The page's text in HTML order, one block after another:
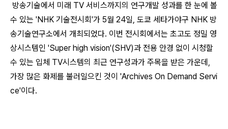
방송기술에서 미래 TV 서비스까지의 연구개발 성과를 한 눈에 볼
수 있는 'NHK 기술전시회'가 5월 24일, 도쿄 세타가야구 NHK 방
송기술연구소에서 개최되었다. 이번 전시회에서는 초고도 정밀 영
상시스템인 'Super high vision'(SHV)과 전용 안경 없이 시청할
수 있는 입체 TV시스템의 최근 연구성과가 주목을 받은 가운데,
가장 많은 화제를 불러일으킨 것이 'Archives On Demand Servi
ce'이다.